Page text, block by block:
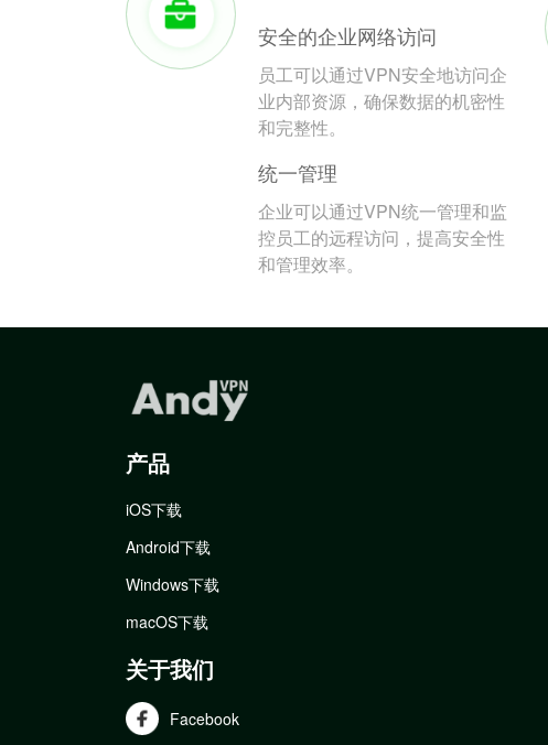
安全的企业网络访问
员工可以通过VPN安全地访问企
业内部资源，确保数据的机密性
和完整性。
统一管理
企业可以通过VPN统一管理和监
控员工的远程访问，提高安全性
和管理效率。
产品
iOS下载
Android下载
Windows下载
macOS下载
关于我们
Facebook